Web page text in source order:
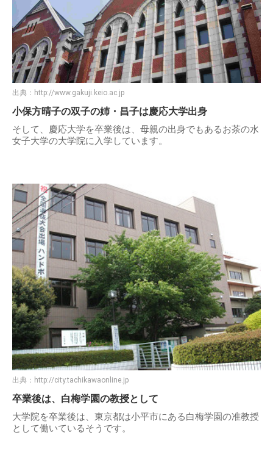
出典： http://www.gakuji.keio.ac.jp
小保方晴子の双子の姉・昌子は慶応大学出身
そして、慶応大学を卒業後は、母親の出身でもあるお茶の水
女子大学の大学院に入学しています。
出典： http://city.tachikawaonline.jp
卒業後は、白梅学園の教授として
大学院を卒業後は、東京都は小平市にある白梅学園の准教授
として働いているそうです。